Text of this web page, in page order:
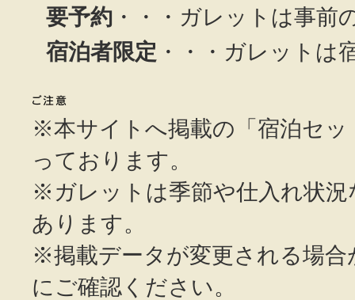
要予約 ・・・ガレットは事前
宿泊者限定 ・・・ガレットは
※本サイトへ掲載の「宿泊セ
っております。
※ガレットは季節や仕入れ状
あります。
※掲載データが変更される場
にご確認ください。